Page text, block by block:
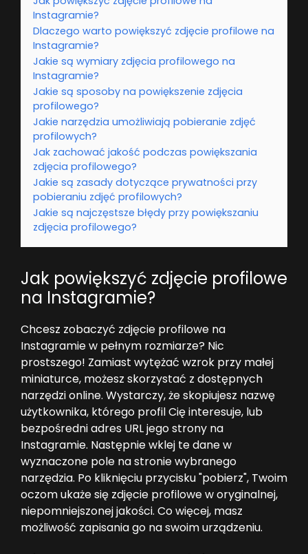
Instagramie?
Dlaczego warto powiększyć zdjęcie profilowe na
Instagramie?
Jakie są wymiary zdjęcia profilowego na
Instagramie?
Jakie są sposoby na powiększenie zdjęcia
profilowego?
Jakie narzędzia umożliwiają pobieranie zdjęć
profilowych?
Jak zachować jakość podczas powiększania
zdjęcia profilowego?
Jakie są zasady dotyczące prywatności przy
pobieraniu zdjęć profilowych?
Jakie są najczęstsze błędy przy powiększaniu
zdjęcia profilowego?
Jak powiększyć zdjęcie profilowe
na Instagramie?
Chcesz zobaczyć zdjęcie profilowe na
Instagramie w pełnym rozmiarze? Nic
prostszego! Zamiast wytężać wzrok przy małej
miniaturce, możesz skorzystać z dostępnych
narzędzi online. Wystarczy, że skopiujesz nazwę
użytkownika, którego profil Cię interesuje, lub
bezpośredni adres URL jego strony na
Instagramie. Następnie wklej te dane w
wyznaczone pole na stronie wybranego
narzędzia. Po kliknięciu przycisku "pobierz", Twoim
oczom ukaże się zdjęcie profilowe w oryginalnej,
niepomniejszonej jakości. Co więcej, masz
możliwość zapisania go na swoim urządzeniu.